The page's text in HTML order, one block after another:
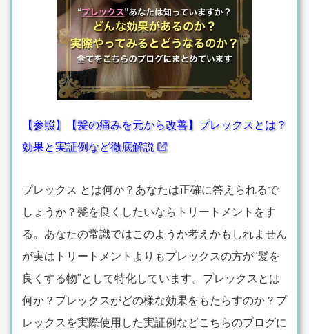
【参照】【髪の痛みを元から改善】プレックスとは？
効果と実証例など徹底解説
プレックス とは何か？あなたは正確に答えられるで
しょうか？髪を良くしたいならトリートメントをす
る。あなたの常識ではこのようか考えかもしれません
が実はトリートメントよりもプレックスの方が"髪を
良くする物"として特化しています。プレックスとは
何か？プレックスがどの様な効果をもたらすのか？プ
レックスを実際使用した実証例などこちらのブログに